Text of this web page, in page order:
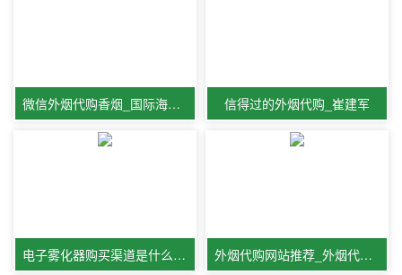
微信外烟代购香烟_国际海外代购 信得过的外烟代购_崔建军
电子雾化器购买渠道是什么_陈燕 外烟代购网站推荐_外烟代购网的